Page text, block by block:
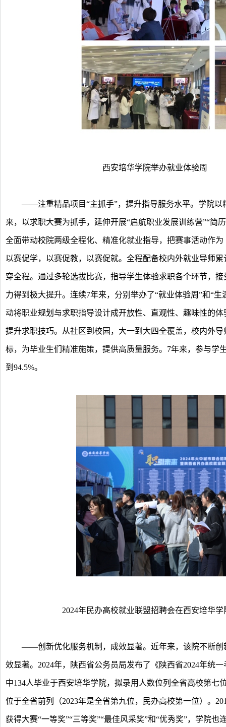
西安培华学院举办就业体验周
——注重精品项目“主抓手”，提升指导服务水平。学院以
来，以求职大赛为抓手，延伸开展“启航职业发展训练营”“简
全面带动校院两级全程化、精准化就业指导，把赛事活动作
以赛促学，以赛促教，以赛促就。全程配备校内外就业导师
穿全程。通过多轮选拔比赛，指导学生体验求职各个环节，
力得到极大提升。连续7年来，分别举办了“就业体验周”和“
动将职业规划与求职指导设计成开放性、直观性、趣味性的
提升求职技巧。从社区到校园，大一到大四全覆盖，校内外
标，为毕业生们精准施策，提供高质量服务。7年来，参与学
到94.5%。
2024年民办高校就业联盟招聘会在西安培华学
——创新优化服务机制，成效显著。近年来，该院不断创
效显著。2024年，陕西省公务员局发布了《陕西省2024年统
中134人毕业于西安培华学院，拟录用人数位列全省高校第
位于全省前列（2023年是全省第九位，民办高校第一位）。
获得大赛“一等奖”“三等奖”“最佳风采奖”和“优秀奖”，学院